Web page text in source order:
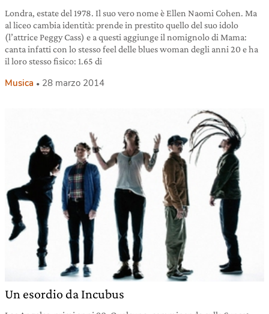
Londra, estate del 1978. Il suo vero nome è Ellen Naomi Cohen. Ma
al liceo cambia identità: prende in prestito quello del suo idolo
(l’attrice Peggy Cass) e a questi aggiunge il nomignolo di Mama:
canta infatti con lo stesso feel delle blues woman degli anni 20 e ha
il loro stesso fisico: 1.65 di
Musica 28 marzo 2014
Un esordio da Incubus